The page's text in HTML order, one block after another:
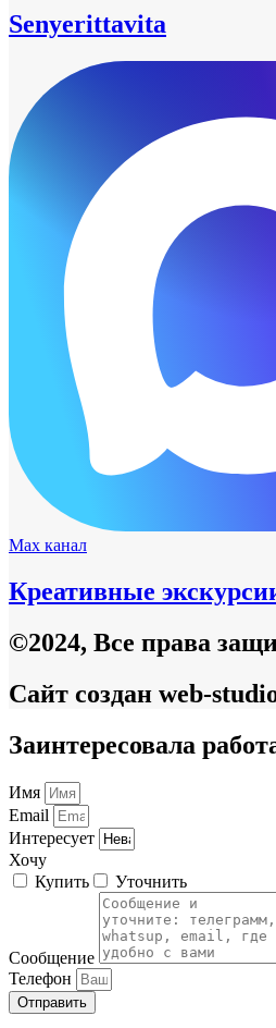
Senyerittavita
Max канал
Креативные
©2024, Все права
Сайт создан web-
Заинтересовала
Имя
Email
Интересует
Хочу
Купить
Уточнить
Сообщение
Телефон
Отправить